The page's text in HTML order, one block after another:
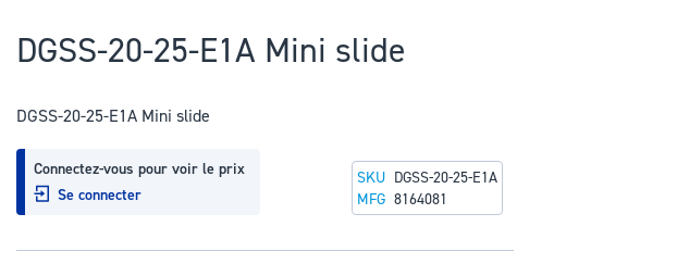
DGSS-20-25-E1A Mini slide
DGSS-20-25-E1A Mini slide
Connectez-vous pour voir le prix
Se connecter
SKU DGSS-20-25-E1A
MFG 8164081